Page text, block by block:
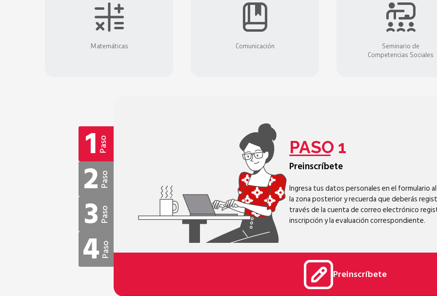
Matemáticas Comunicación
Seminario de
Competencias Sociales
1 Paso
2 Paso
3Paso
4Paso
PASO 1
Preinscríbete
Ingresa tus datos personales en el formulario
la zona posterior y recuerda que deberás
través de la cuenta de correo electrónico
inscripción y la evaluación correspondiente.
Preinscríbete